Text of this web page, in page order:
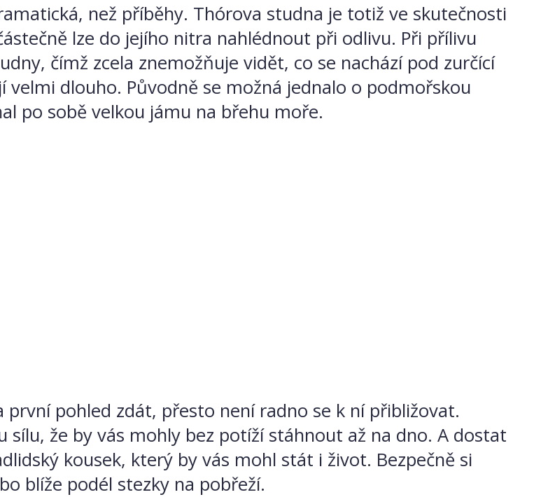
než příběhy. Thórova studna je totiž ve skutečnosti
lze do jejího nitra nahlédnout při odlivu. Při přílivu
čímž zcela znemožňuje vidět, co se nachází pod zurčící
dlouho. Původně se možná jednalo o podmořskou
po sobě velkou jámu na břehu moře.
pohled zdát, přesto není radno se k ní přibližovat.
že by vás mohly bez potíží stáhnout až na dno. A dostat
kousek, který by vás mohl stát i život. Bezpečně si
blíže podél stezky na pobřeží.